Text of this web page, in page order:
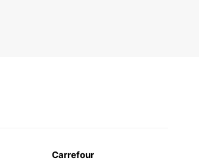
Carrefour